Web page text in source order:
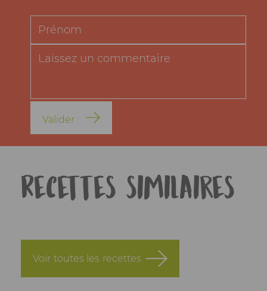
Valider
Recettes similaires
Voir toutes les recettes